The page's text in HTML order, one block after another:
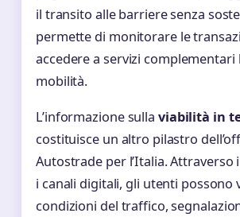
il transito alle barriere senza
permette di monitorare le
accedere a servizi complementari
mobilità.
L’informazione sulla viabilità in
costituisce un altro pilastro
Autostrade per l’Italia. Attraverso
i canali digitali, gli utenti possono
condizioni del traffico,